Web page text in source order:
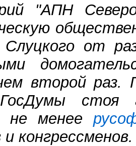
"АПН
от
второй раз.
стоя
не менее
конгрессменов.